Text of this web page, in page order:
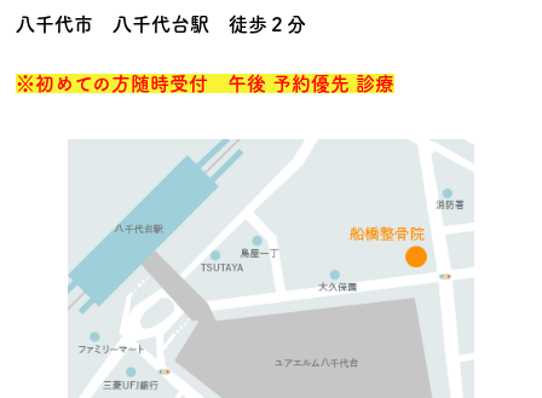
八千代市 八千代台駅 徒歩２分
※初めての方随時受付 午後 予約優先 診療